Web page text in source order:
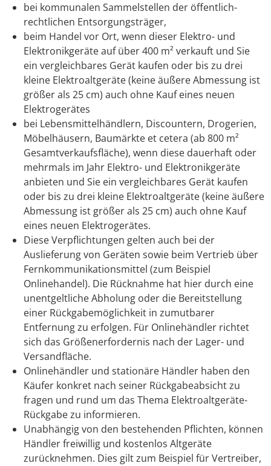
bei kommunalen Sammelstellen der öffentlich-
rechtlichen Entsorgungsträger,
beim Handel vor Ort, wenn dieser Elektro- und
Elektronikgeräte auf über 400 m² verkauft und Sie
ein vergleichbares Gerät kaufen oder bis zu drei
kleine Elektroaltgeräte (keine äußere Abmessung ist
größer als 25 cm) auch ohne Kauf eines neuen
Elektrogerätes
bei Lebensmittelhändlern, Discountern, Drogerien,
Möbelhäusern, Baumärkte et cetera (ab 800 m²
Gesamtverkaufsfläche), wenn diese dauerhaft oder
mehrmals im Jahr Elektro- und Elektronikgeräte
anbieten und Sie ein vergleichbares Gerät kaufen
oder bis zu drei kleine Elektroaltgeräte (keine äußere
Abmessung ist größer als 25 cm) auch ohne Kauf
eines neuen Elektrogerätes.
Diese Verpflichtungen gelten auch bei der
Auslieferung von Geräten sowie beim Vertrieb über
Fernkommunikationsmittel (zum Beispiel
Onlinehandel). Die Rücknahme hat hier durch eine
unentgeltliche Abholung oder die Bereitstellung
einer Rückgabemöglichkeit in zumutbarer
Entfernung zu erfolgen. Für Onlinehändler richtet
sich das Größenerfordernis nach der Lager- und
Versandfläche.
Onlinehändler und stationäre Händler haben den
Käufer konkret nach seiner Rückgabeabsicht zu
fragen und rund um das Thema Elektroaltgeräte-
Rückgabe zu informieren.
Unabhängig von den bestehenden Pflichten, können
Händler freiwillig und kostenlos Altgeräte
zurücknehmen. Dies gilt zum Beispiel für Vertreiber,